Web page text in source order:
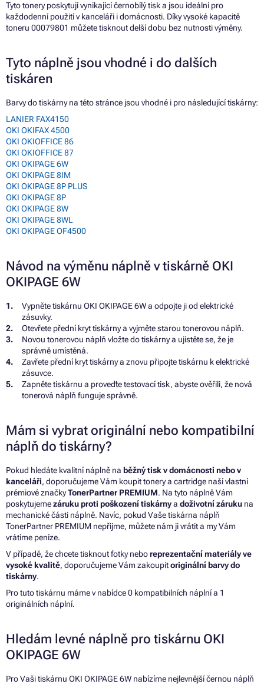
Tyto tonery poskytují vynikající černobílý tisk a jsou ideální pro
každodenní použití v kanceláři i domácnosti. Díky vysoké kapacitě
toneru 00079801 můžete tisknout delší dobu bez nutnosti výměny.
Tyto náplně jsou vhodné i do dalších
tiskáren
Barvy do tiskárny na této stránce jsou vhodné i pro následující tiskárny:
LANIER FAX4150
OKI OKIFAX 4500
OKI OKIOFFICE 86
OKI OKIOFFICE 87
OKI OKIPAGE 6W
OKI OKIPAGE 8IM
OKI OKIPAGE 8P PLUS
OKI OKIPAGE 8P
OKI OKIPAGE 8W
OKI OKIPAGE 8WL
OKI OKIPAGE OF4500
Návod na výměnu náplně v tiskárně OKI
OKIPAGE 6W
Vypněte tiskárnu OKI OKIPAGE 6W a odpojte ji od elektrické
zásuvky.
Otevřete přední kryt tiskárny a vyjměte starou tonerovou náplň.
Novou tonerovou náplň vložte do tiskárny a ujistěte se, že je
správně umístěná.
Zavřete přední kryt tiskárny a znovu připojte tiskárnu k elektrické
zásuvce.
Zapněte tiskárnu a proveďte testovací tisk, abyste ověřili, že nová
tonerová náplň funguje správně.
Mám si vybrat originální nebo kompatibilní
náplň do tiskárny?
Pokud hledáte kvalitní náplně na běžný tisk v domácnosti nebo v
kanceláři, doporučujeme Vám koupit tonery a cartridge naší vlastní
prémiové značkyTonerPartner PREMIUM. Na tyto náplně Vám
poskytujemezáruku proti poškození tiskárnya doživotní záruku na
mechanické části náplně. Navíc, pokud Vaše tiskárna náplň
TonerPartner PREMIUM nepřijme, můžete nám ji vrátit a my Vám
vrátíme peníze.
V případě, že chcete tisknout fotky neboreprezentační materiály ve
vysoké kvalitě, doporučujeme Vám zakoupitoriginální barvy do
tiskárny.
Pro tuto tiskárnu máme v nabídce 0 kompatibilních náplní a 1
originálních náplní.
Hledám levné náplně pro tiskárnu OKI
OKIPAGE 6W
Pro Vaši tiskárnu OKI OKIPAGE 6W nabízíme nejlevnější černou náplň